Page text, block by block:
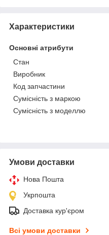
Характеристики
Основні атрибути
Стан
Виробник
Код запчастини
Сумісність з маркою
Сумісність з моделлю
Умови доставки
Нова Пошта
Укрпошта
Доставка кур'єром
Всі умови доставки